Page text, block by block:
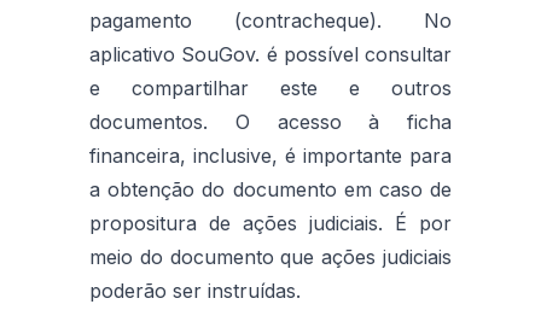
pagamento (contracheque). No
aplicativo SouGov. é possível consultar
e compartilhar este e outros
documentos. O acesso à ficha
financeira, inclusive, é importante para
a obtenção do documento em caso de
propositura de ações judiciais. É por
meio do documento que ações judiciais
poderão ser instruídas.